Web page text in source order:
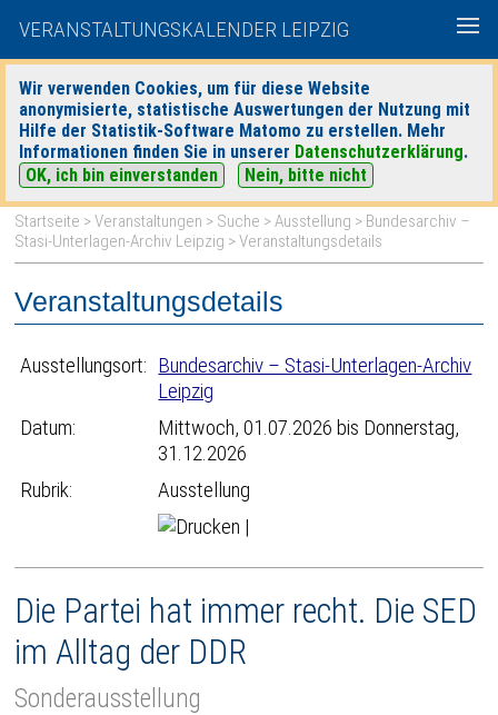
VERANSTALTUNGSKALENDER LEIPZIG
Wir verwenden Cookies, um für diese Website
anonymisierte, statistische Auswertungen der Nutzung mit
Hilfe der Statistik-Software Matomo zu erstellen. Mehr
Informationen finden Sie in unserer Datenschutzerklärung.
OK, ich bin einverstanden
Nein, bitte nicht
heute|morgen| Detaillierte Suche
Startseite >Veranstaltungen > Suche >Ausstellung > Bundesarchiv –
Stasi-Unterlagen-Archiv Leipzig > Veranstaltungsdetails
Veranstaltungsdetails
Ausstellungsort: Bundesarchiv – Stasi-Unterlagen-Archiv
Leipzig
Datum:
Mittwoch, 01.07.2026 bis Donnerstag,
31.12.2026
Rubrik:
Ausstellung
|
Die Partei hat immer recht. Die SED
im Alltag der DDR
Sonderausstellung